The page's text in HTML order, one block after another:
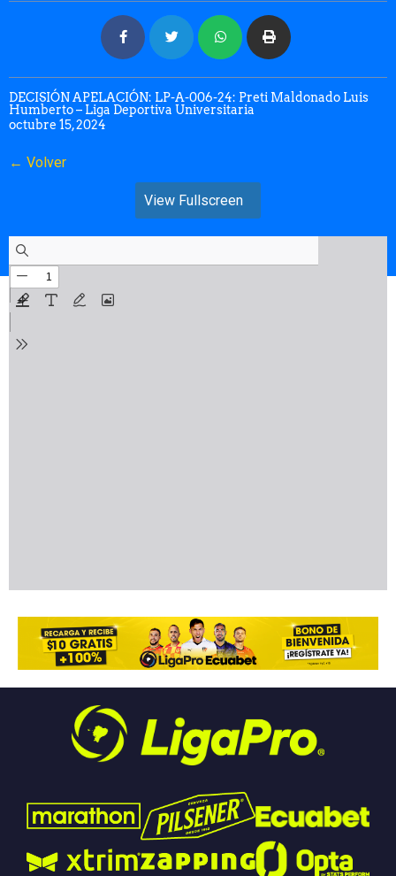
DECISIÓN APELACIÓN: LP-A-006-24: Preti Maldonado Luis
Humberto – Liga Deportiva Universitaria
octubre 15, 2024
← Volver
View Fullscreen